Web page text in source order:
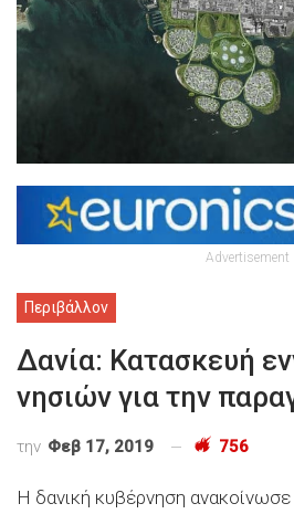
Advertisement
Περιβάλλον
Δανία: Κατασκευή
νησιών για την
την Φεβ 17, 2019 756
Η δανική κυβέρνηση ανακοίνωσε